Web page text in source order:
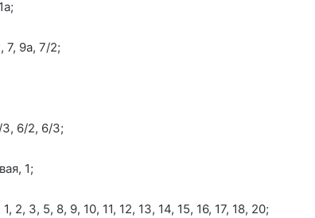
9а, 7/2;
6/2, 6/3;
1;
3, 5, 8, 9, 10, 11, 12, 13, 14, 15, 16, 17, 18, 20;